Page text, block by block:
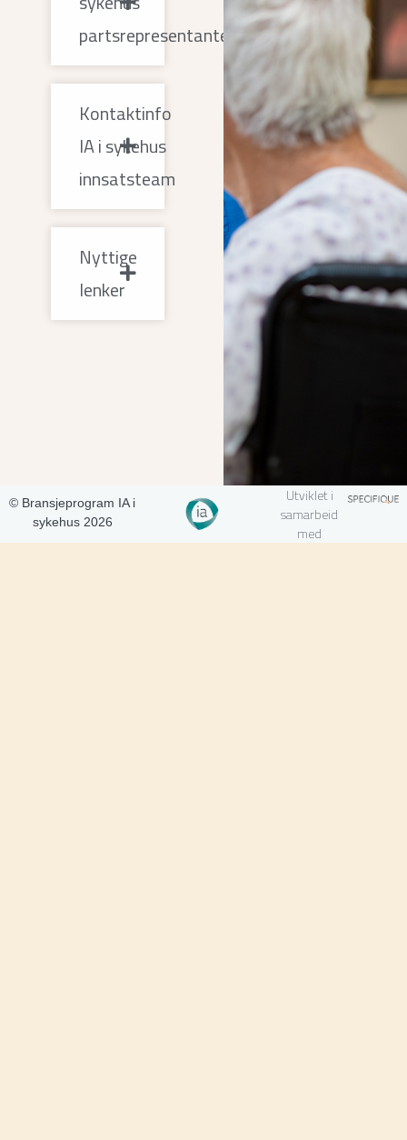
partsrepresentanter
Kontaktinfo
IA i sykehus
innsatsteam
Nyttige
lenker
© Bransjeprogram IA i
sykehus 2026
Utviklet i
samarbeid
med